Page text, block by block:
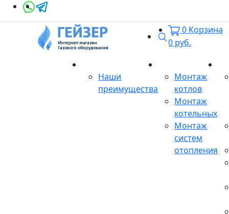
Поиск
0 Корзина
0 руб.
Наши
преимущества
Монтаж
котлов
Монтаж
котельных
Монтаж
систем
отопления